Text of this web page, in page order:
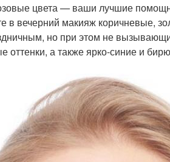
цвета — ваши лучшие
в вечерний макияж коричневые,
но при этом не
а также ярко-синие и